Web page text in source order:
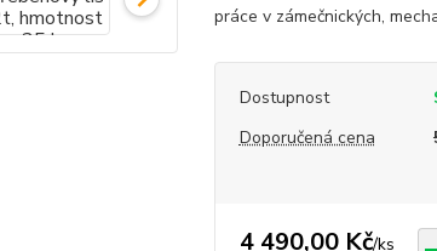
práce v zámečnických,
Dostupnost
Doporučená cena
4 490,00 Kč/ks